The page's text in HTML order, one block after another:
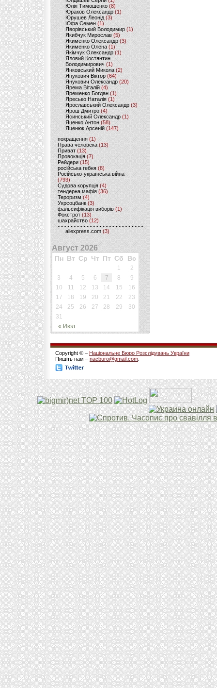
Юлія Тимошенко (8)
Юраков Олександр (1)
Юрушев Леонід (3)
Юфа Семен (1)
Яворівський Володимир (1)
Якибчук Мирослав (5)
Якименко Олександр (3)
Якименко Олена(1)
Якімчук Олександр (1)
Яловий Костянтин
Володимирович (1)
Янковський Микола(2)
Янукович Віктор (64)
Янукович Олександр(20)
Ярема Віталій(4)
Яременко Богдан(1)
Яресько Наталія(1)
Ярославський Олександр (3)
Ярош Дмитро (4)
Ясинський Олександр (1)
Яценко Антон(58)
Яценюк Арсеній (147)
покращення (1)
Права человека(13)
Приват (13)
Провокація (7)
Рейдери (15)
російська гебня (8)
Російсько-українська війна
(793)
Судова корупція (4)
тендерна мафія (36)
Тероризм (4)
Укрсоцбанк (3)
фальсифікація виборів (1)
Фокстрот(13)
шахрайство (12)
aliexpress.com (3)
Август 2026
Пн Вт Ср Чт Пт Сб Вс
« Июл
1
2
3
4 5 6 7 8
9
10
11 12 13 14 15
16
17
18 19 20 21 22
23
24
25 26 27 28 29
30
31
Copyright © – Національне Бюро Розслідувань України
Пишіть нам – nacburo@gmail.com